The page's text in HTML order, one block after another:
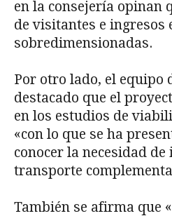
en la consejería opinan
de visitantes e ingresos
sobredimensionadas.
Por otro lado, el equipo
destacado que el
en los estudios de
«con lo que se ha
conocer la necesidad
transporte
También se afirma que